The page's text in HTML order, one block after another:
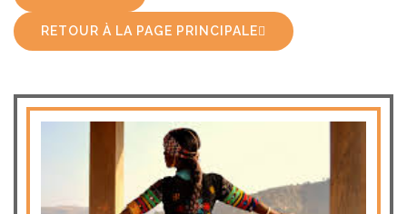
RETOUR À LA PAGE PRINCIPALE